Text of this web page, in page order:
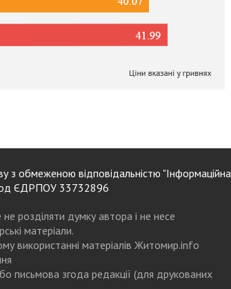
з обмеженою відповідальністю "Інформаційна
ЄДРПОУ 33732896
розділяти думку автора і не несе
матеріали.
використанні матеріалів Житомир.info
письмова згода редакції (для друкованих